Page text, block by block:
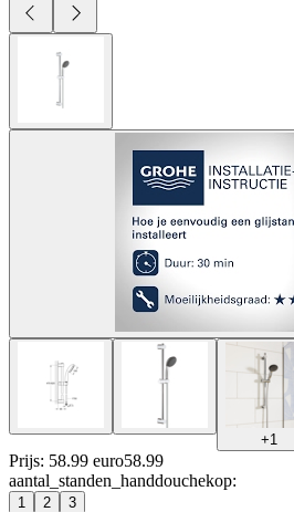
+1
Prijs: 58.99 euro58.99
aantal_standen_handdouchekop:
1 2 3